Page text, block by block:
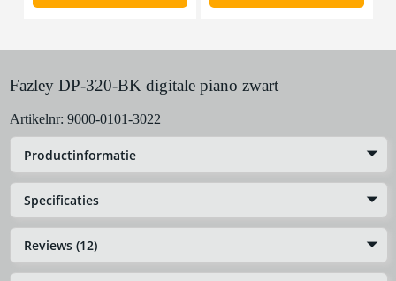
Fazley DP-320-BK digitale piano zwart
Artikelnr: 9000-0101-3022
Productinformatie
Specificaties
Reviews (12)